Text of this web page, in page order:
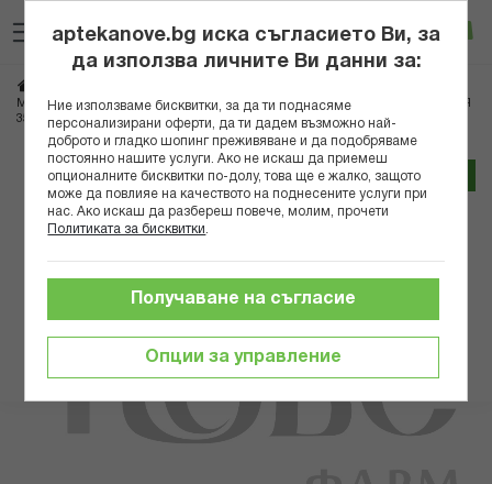
към
съдържанието
Вход
МАДЕС БОДИ ЛОСИОН РОЗОВА БУТИЛКА С АРОМАТ ПИКАНТНИ УСЕЩАНИЯ
350МЛ
Трайно ниска цена онлайн
Преминете
края
галерията
изображенията
aptekanove.bg иска съгласието Ви, за
да използва личните Ви данни за:
Ние използваме бисквитки, за да ти поднасяме
персонализирани оферти, да ти дадем възможно най-
доброто и гладко шопинг преживяване и да подобряваме
постоянно нашите услуги. Ако не искаш да приемеш
опционалните бисквитки по-долу, това ще е жалко, защото
може да повлияе на качеството на поднесените услуги при
нас. Ако искаш да разбереш повече, молим, прочети
Политиката за бисквитки
Опции за управление
Получаване на съгласие